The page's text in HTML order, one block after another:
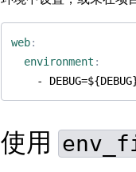
web:
environment :
-
使用